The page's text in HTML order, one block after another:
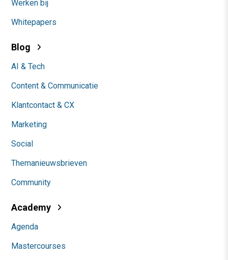
Werken bij
Whitepapers
Blog
AI & Tech
Content & Communicatie
Klantcontact & CX
Marketing
Social
Themanieuwsbrieven
Community
Academy
Agenda
Mastercourses